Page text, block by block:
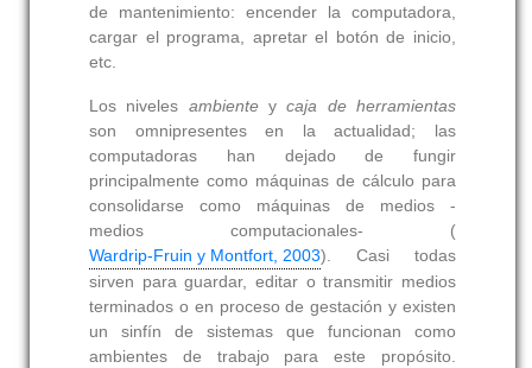
de mantenimiento: encender la computadora,
cargar el programa, apretar el botón de inicio,
etc.
Los niveles ambienteycaja de herramientas
son omnipresentes en la actualidad; las
computadoras han dejado de fungir
principalmente como máquinas de cálculo para
consolidarse como máquinas de medios -
medios computacionales- (
Wardrip-Fruin y Montfort, 2003). Casi todas
sirven para guardar, editar o transmitir medios
terminados o en proceso de gestación y existen
un sinfín de sistemas que funcionan como
ambientes de trabajo para este propósito.